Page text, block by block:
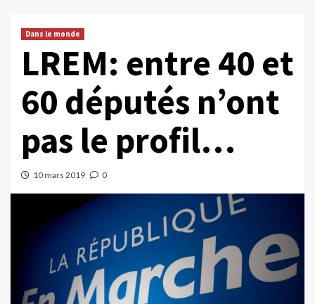
Dans le monde
LREM: entre 40 et
60 députés n’ont
pas le profil…
10 mars 2019 0